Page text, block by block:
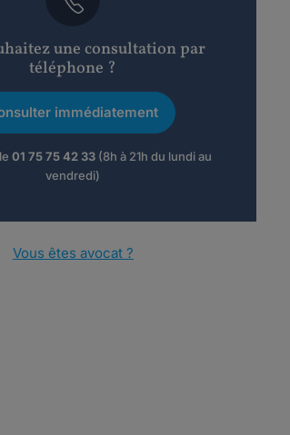
une consultation par
téléphone ?
immédiatement
01 75 75 42 33(8h à 21h du lundi au
vendredi)
Vous êtes avocat ?